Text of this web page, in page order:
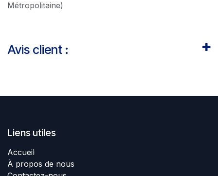
Métropolitaine)
Avis client :
Liens utiles
Accueil
À propos de nous